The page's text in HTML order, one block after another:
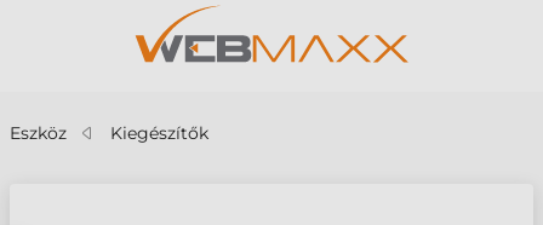
Eszköz Kiegészítők